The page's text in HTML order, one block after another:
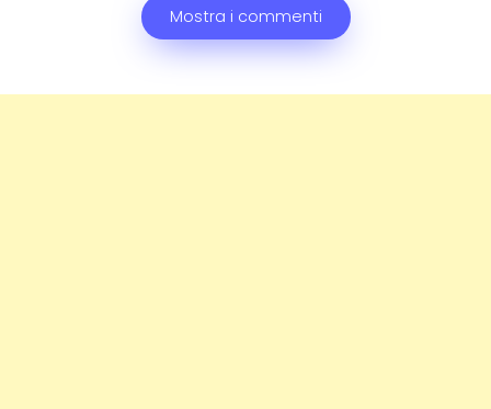
Mostra i commenti